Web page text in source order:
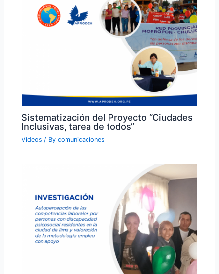
Sistematización del Proyecto “Ciudades
Inclusivas, tarea de todos”
Videos / Bycomunicaciones